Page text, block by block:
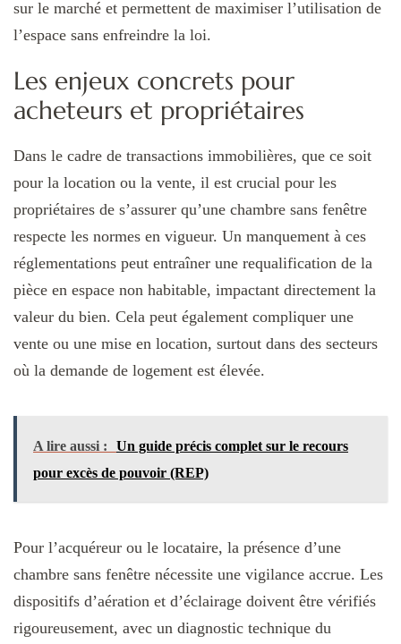
sur le marché et permettent de maximiser l’utilisation de
l’espace sans enfreindre la loi.
Les enjeux concrets pour
acheteurs et propriétaires
Dans le cadre de transactions immobilières, que ce soit
pour la location ou la vente, il est crucial pour les
propriétaires de s’assurer qu’une chambre sans fenêtre
respecte les normes en vigueur. Un manquement à ces
réglementations peut entraîner une requalification de la
pièce en espace non habitable, impactant directement la
valeur du bien. Cela peut également compliquer une
vente ou une mise en location, surtout dans des secteurs
où la demande de logement est élevée.
A lire aussi :
Un guide précis complet sur le recours
pour excès de pouvoir (REP)
Pour l’acquéreur ou le locataire, la présence d’une
chambre sans fenêtre nécessite une vigilance accrue. Les
dispositifs d’aération et d’éclairage doivent être vérifiés
rigoureusement, avec un diagnostic technique du